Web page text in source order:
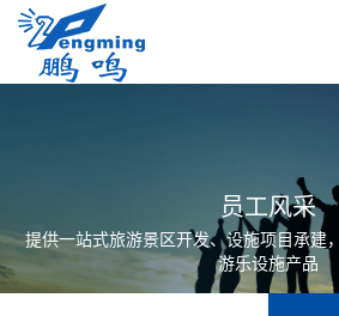
员工风采
提供一站式旅游景区开发、设施项目承建
游乐设施产品